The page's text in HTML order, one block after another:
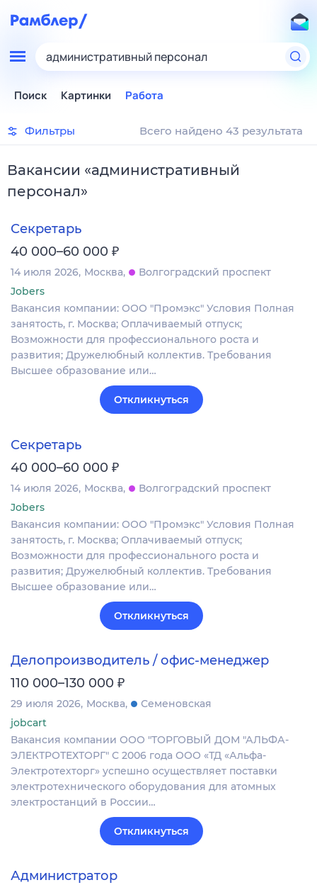
административный персонал
Поиск Картинки Работа
Фильтры Всего найдено 43 результата
Вакансии «административный
персонал»
Секретарь
40 000–60 000 ₽
14 июля 2026 Москва
Волгоградский проспект
Jobers
Вакансия компании: ООО "Промэкс" Условия Полная
занятость, г. Москва; Оплачиваемый отпуск;
Возможности для профессионального роста и
развития; Дружелюбный коллектив. Требования
Высшее образование или…
Откликнуться
Секретарь
40 000–60 000 ₽
14 июля 2026 Москва
Волгоградский проспект
Jobers
Вакансия компании: ООО "Промэкс" Условия Полная
занятость, г. Москва; Оплачиваемый отпуск;
Возможности для профессионального роста и
развития; Дружелюбный коллектив. Требования
Высшее образование или…
Откликнуться
Делопроизводитель / офис-менеджер
110 000–130 000 ₽
29 июля 2026 Москва
Семеновская
jobcart
Вакансия компании ООО "ТОРГОВЫЙ ДОМ "АЛЬФА-
ЭЛЕКТРОТЕХТОРГ" С 2006 года ООО «ТД «Альфа-
Электротехторг» успешно осуществляет поставки
электротехнического оборудования для атомных
электростанций в России…
Откликнуться
Администратор